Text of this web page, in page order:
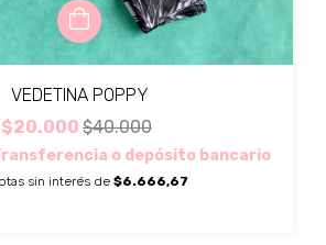
VEDETINA POPPY
$20.000 $40.000
o depósito bancario
sin interés de $6.666,67